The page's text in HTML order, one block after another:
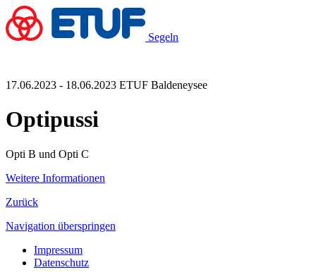
Segeln
17.06.2023 - 18.06.2023 ETUF Baldeneysee
Optipussi
Opti B und Opti C
Weitere Informationen
Zurück
Navigation überspringen
Impressum
Datenschutz